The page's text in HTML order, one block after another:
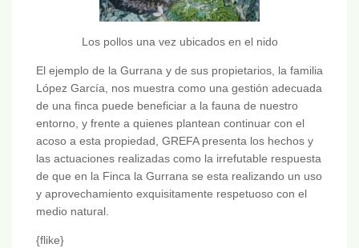
Los pollos una vez ubicados en el nido
El ejemplo de la Gurrana y de sus propietarios, la familia
López García, nos muestra como una gestión adecuada
de una finca puede beneficiar a la fauna de nuestro
entorno, y frente a quienes plantean continuar con el
acoso a esta propiedad, GREFA presenta los hechos y
las actuaciones realizadas como la irrefutable respuesta
de que en la Finca la Gurrana se esta realizando un uso
y aprovechamiento exquisitamente respetuoso con el
medio natural.
{flike}